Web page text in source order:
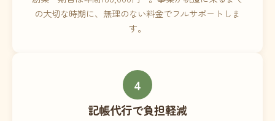
の大切な時期に、無理のない料金でフルサポートしま
す。
4
記帳代行で負担軽減